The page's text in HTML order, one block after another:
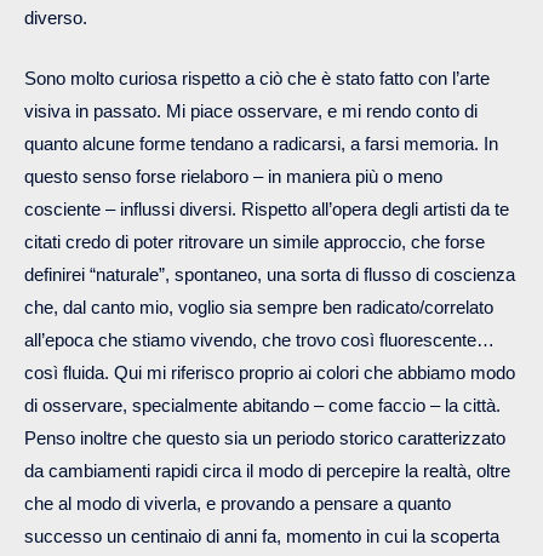
diverso.
Sono molto curiosa rispetto a ciò che è stato fatto con l’arte
visiva in passato. Mi piace osservare, e mi rendo conto di
quanto alcune forme tendano a radicarsi, a farsi memoria. In
questo senso forse rielaboro – in maniera più o meno
cosciente – influssi diversi. Rispetto all’opera degli artisti da te
citati credo di poter ritrovare un simile approccio, che forse
definirei “naturale”, spontaneo, una sorta di flusso di coscienza
che, dal canto mio, voglio sia sempre ben radicato/correlato
all’epoca che stiamo vivendo, che trovo così fluorescente…
così fluida. Qui mi riferisco proprio ai colori che abbiamo modo
di osservare, specialmente abitando – come faccio – la città.
Penso inoltre che questo sia un periodo storico caratterizzato
da cambiamenti rapidi circa il modo di percepire la realtà, oltre
che al modo di viverla, e provando a pensare a quanto
successo un centinaio di anni fa, momento in cui la scoperta